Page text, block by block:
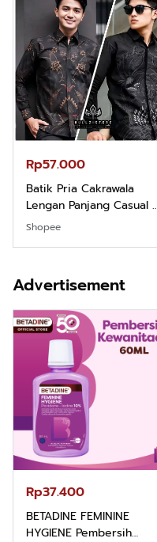
Rp57.000
Batik Pria Cakrawala
Lengan Panjang Casual -
Kemeja Batik Pria
Santai Slimfit Formal
Shopee
Advertisement
Rp37.400
BETADINE FEMININE
HYGIENE Pembersih